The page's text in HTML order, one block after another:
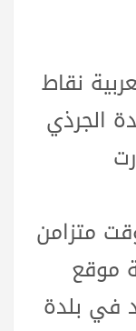
نقاط
الجرذي
متزامن
موقع
في بلدة